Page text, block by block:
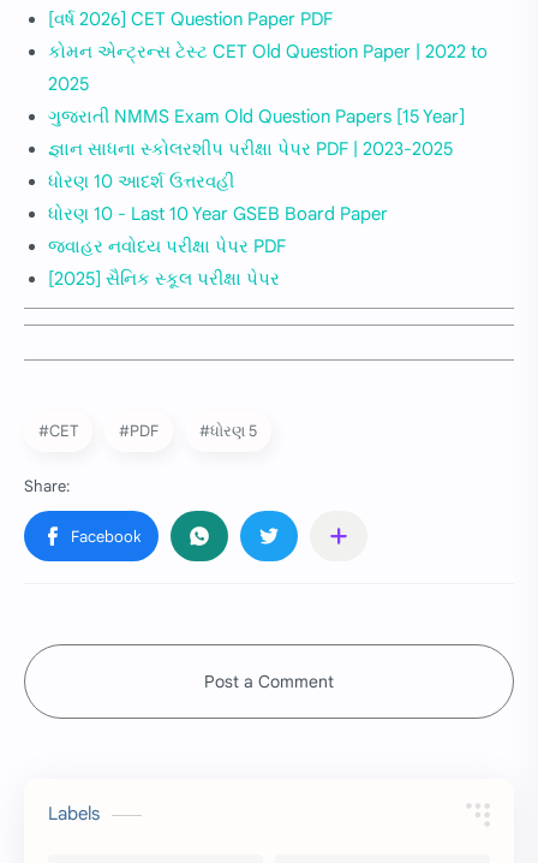
[વર્ષ 2026] CET Question Paper PDF
કોમન એન્ટ્રન્સ ટેસ્ટ CET Old Question Paper | 2022 to
2025
ગુજરાતી NMMS Exam Old Question Papers [15 Year]
જ્ઞાન સાધના સ્કોલરશીપ પરીક્ષા પેપર PDF | 2023-2025
ધોરણ 10 આદર્શ ઉત્તરવહી
ધોરણ 10 - Last 10 Year GSEB Board Paper
જવાહર નવોદય પરીક્ષા પેપર PDF
[2025] સૈનિક સ્કૂલ પરીક્ષા પેપર
#CET #PDF #ધોરણ 5
Post a Comment
Labels